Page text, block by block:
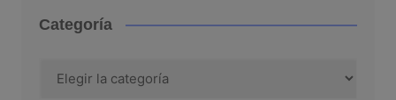
Categoría